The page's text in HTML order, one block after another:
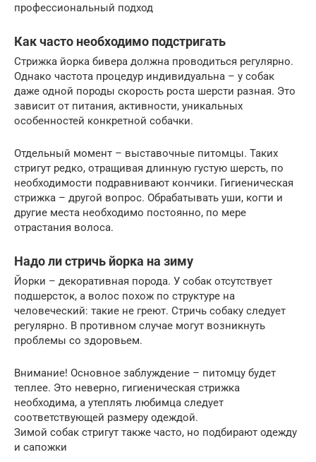
профессиональный подход
Как часто необходимо подстригать
Стрижка йорка бивера должна проводиться регулярно.
Однако частота процедур индивидуальна – у собак
даже одной породы скорость роста шерсти разная. Это
зависит от питания, активности, уникальных
особенностей конкретной собачки.
Отдельный момент – выставочные питомцы. Таких
стригут редко, отращивая длинную густую шерсть, по
необходимости подравнивают кончики. Гигиеническая
стрижка – другой вопрос. Обрабатывать уши, когти и
другие места необходимо постоянно, по мере
отрастания волоса.
Надо ли стричь йорка на зиму
Йорки – декоративная порода. У собак отсутствует
подшерсток, а волос похож по структуре на
человеческий: такие не греют. Стричь собаку следует
регулярно. В противном случае могут возникнуть
проблемы со здоровьем.
Внимание! Основное заблуждение – питомцу будет
теплее. Это неверно, гигиеническая стрижка
необходима, а утеплять любимца следует
соответствующей размеру одеждой.
Зимой собак стригут также часто, но подбирают одежду
и сапожки